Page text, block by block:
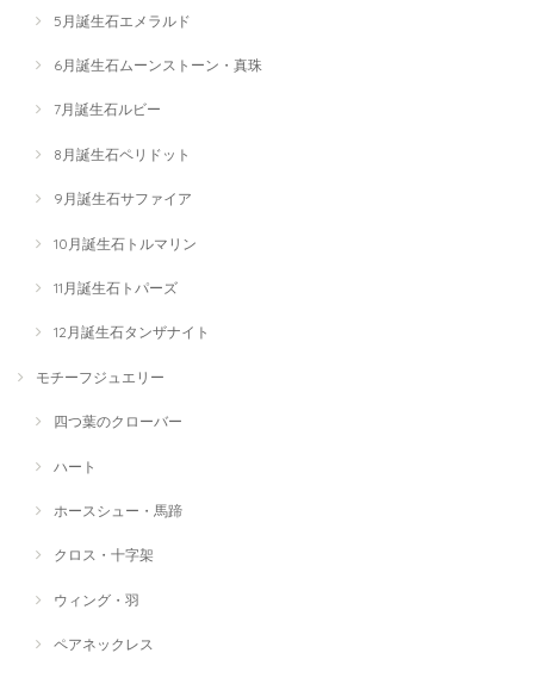
5月誕生石エメラルド
6月誕生石ムーンストーン・真珠
7月誕生石ルビー
8月誕生石ペリドット
9月誕生石サファイア
10月誕生石トルマリン
11月誕生石トパーズ
12月誕生石タンザナイト
モチーフジュエリー
四つ葉のクローバー
ハート
ホースシュー・馬蹄
クロス・十字架
ウィング・羽
ペアネックレス